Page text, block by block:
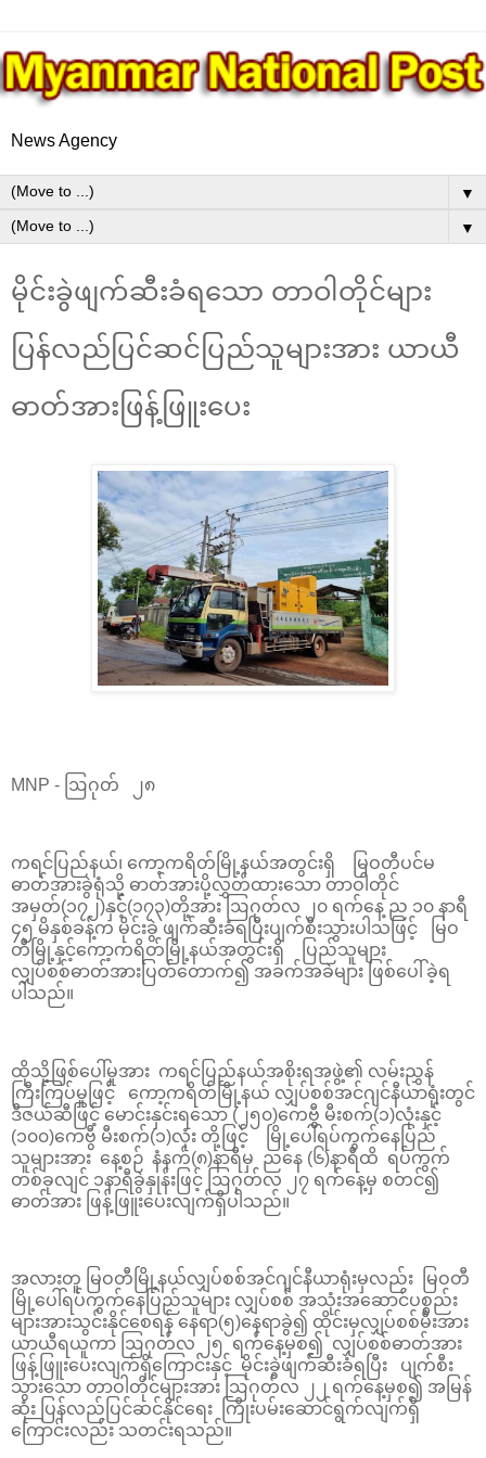
News Agency
▼
▼
မိုင်းခွဲဖျက်ဆီးခံရသော တာဝါတိုင်များ
ပြန်လည်ပြင်ဆင်ပြည်သူများအား ယာယီ
ဓာတ်အားဖြန့်ဖြူးပေး
MNP - ဩဂုတ် ၂၈
ကရင်ပြည်နယ်၊ ကော့ကရိတ်မြို့နယ်အတွင်းရှိ မြဝတီပင်မ
ဓာတ်အားခွဲရုံသို့ ဓာတ်အားပို့လွှတ်ထားသော တာဝါတိုင်
အမှတ်(၁၇၂)နှင့်(၁၇၃)တို့အား ဩဂုတ်လ ၂၀ ရက်နေ့ ည ၁၀ နာရီ
၄၅ မိနှစ်ခန့်က မိုင်းခွဲ ဖျက်ဆီးခံရပြီးပျက်စီးသွားပါသဖြင့် မြဝ
တီမြို့နှင့်ကော့ကရိတ်မြို့နယ်အတွင်းရှိ ပြည်သူများ
လျှပ်စစ်ဓာတ်အားပြတ်တောက်၍ အခက်အခဲများ ဖြစ်ပေါ်ခဲ့ရ
ပါသည်။
ထိုသို့ဖြစ်ပေါ်မှုအား ကရင်ပြည်နယ်အစိုးရအဖွဲ့၏ လမ်းညွှန်
ကြီးကြပ်မှုဖြင့် ကော့ကရိတ်မြို့နယ် လျှပ်စစ်အင်ဂျင်နီယာရုံးတွင်
ဒီဇယ်ဆီဖြင့် မောင်းနှင်းရသော (၂၅၀)ကေဗွီ မီးစက်(၁)လုံးနှင့်
(၁၀၀)ကေဗွီ မီးစက်(၁)လုံး တို့ဖြင့် မြို့ပေါ်ရပ်ကွက်နေပြည်
သူများအား နေ့စဉ် နံနက်(၈)နာရီမှ ညနေ (၆)နာရီထိ ရပ်ကွက်
တစ်ခုလျင် ၁နာရီခွဲနှုန်းဖြင့် ဩဂုတ်လ ၂၇ ရက်နေ့မှ စတင်၍
ဓာတ်အား ဖြန့်ဖြူးပေးလျက်ရှိပါသည်။
အလားတူ မြဝတီမြို့နယ်လျှပ်စစ်အင်ဂျင်နီယာရုံးမှလည်း မြဝတီ
မြို့ပေါ်ရပ်ကွက်နေပြည်သူများ လျှပ်စစ် အသုံးအဆောင်ပစ္စည်း
များအားသွင်းနိုင်စေရန် နေရာ(၅)နေရာခွဲ၍ ထိုင်းမှလျှပ်စစ်မီးအား
ယာယီရယူကာ ဩဂုတ်လ ၂၅ ရက်နေ့မှစ၍ လျှပ်စစ်ဓာတ်အား
ဖြန့်ဖြူးပေးလျက်ရှိကြောင်းနှင့် မိုင်းခွဲဖျက်ဆီးခံရပြီး ပျက်စီး
သွားသော တာဝါတိုင်များအား ဩဂုတ်လ ၂၂ ရက်နေ့မှစ၍ အမြန်
ဆုံး ပြန်လည်ပြင်ဆင်နိုင်ရေး ကြိုးပမ်းဆောင်ရွက်လျက်ရှိ
ကြောင်းလည်း သတင်းရသည်။